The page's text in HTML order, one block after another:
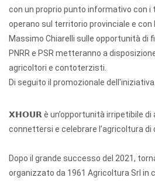
con un proprio punto informativo con i
operano sul territorio provinciale e
Massimo Chiarelli sulle opportunità di
PNRR e PSR metteranno a
agricoltori e contoterzisti.
Di seguito il promozionale dell'iniziativa.
𝗫𝗛𝗢𝗨𝗥 è un’opportunità irripetibile di
connettersi e celebrare l’agricoltura di
Dopo il grande successo del 2021,
organizzato da 1961 Agricoltura Srl in